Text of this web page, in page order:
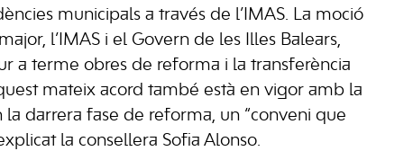
municipals a través de l’IMAS. La moció
l’IMAS i el Govern de les Illes Balears,
a terme obres de reforma i la transferència
mateix acord també està en vigor amb la
darrera fase de reforma, un “conveni que
la consellera Sofia Alonso.